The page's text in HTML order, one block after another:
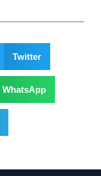
Twitter
WhatsApp